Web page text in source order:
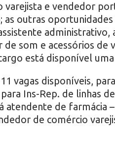
varejista e vendedor
as outras
administrativo,
de som e acessórios de
está disponível
vagas disponíveis,
Ins-Rep. de linhas
atendente de farmácia
de comércio